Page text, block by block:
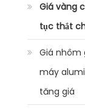
Giá vàng
tục thắt
Giá nhôm
máy
tăng giá